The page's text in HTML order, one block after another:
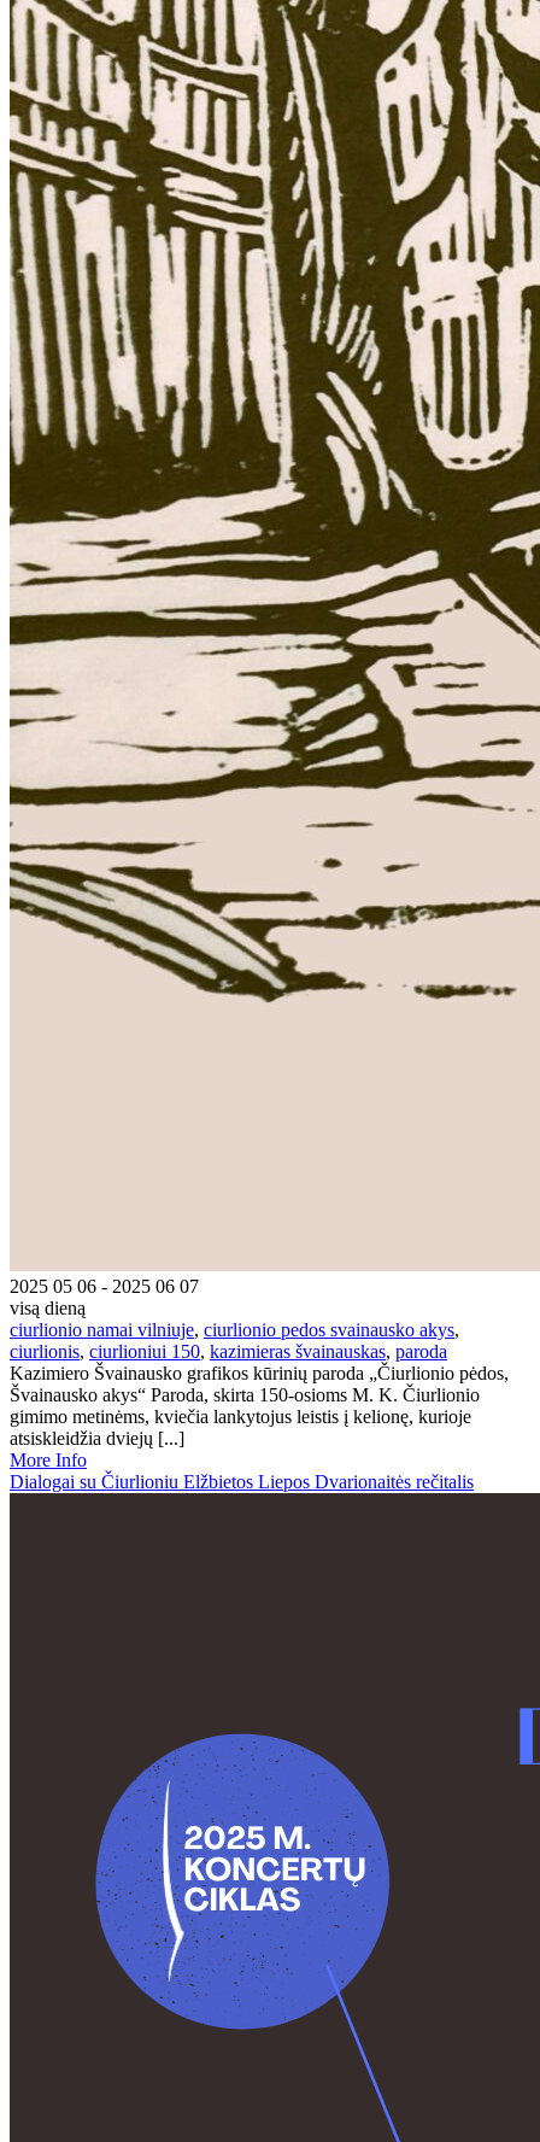
2025 05 06 - 2025 06 07
visą dieną
ciurlionio namai vilniuje, ciurlionio pedos svainausko akys,
ciurlionis, ciurlioniui 150, kazimieras švainauskas, paroda
Kazimiero Švainausko grafikos kūrinių paroda „Čiurlionio pėdos,
Švainausko akys“ Paroda, skirta 150-osioms M. K. Čiurlionio
gimimo metinėms, kviečia lankytojus leistis į kelionę, kurioje
atsiskleidžia dviejų [...]
More Info
Dialogai su Čiurlioniu Elžbietos Liepos Dvarionaitės rečitalis